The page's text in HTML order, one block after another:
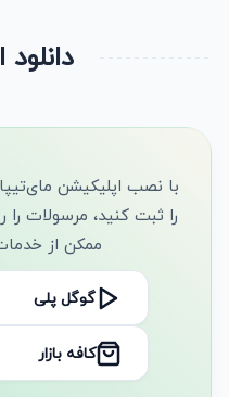
با نصب اپلیکیشن
را ثبت کنید، مرسولات
ممکن از
گوگل پلی
کافه بازار